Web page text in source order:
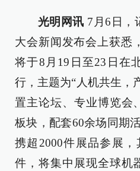
光明网讯 7月6日，
大会新闻发布会上获悉
将于8月19日至23日在
行，主题为“人机共生，
置主论坛、专业博览会
板块，配套60余场同期
携超2000件展品参展
件，将集中展现全球机